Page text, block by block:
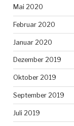
Mai 2020
Februar 2020
Januar 2020
Dezember 2019
Oktober 2019
September 2019
Juli 2019